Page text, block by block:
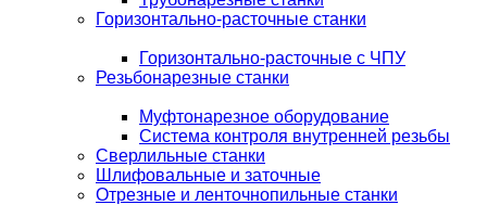
Горизонтально-расточные станки
Горизонтально-расточные с ЧПУ
Резьбонарезные станки
Муфтонарезное оборудование
Система контроля внутренней резьбы
Сверлильные станки
Шлифовальные и заточные
Отрезные и ленточнопильные станки